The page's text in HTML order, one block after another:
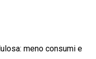
meno consumi e